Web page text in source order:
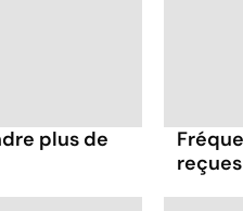
plus de